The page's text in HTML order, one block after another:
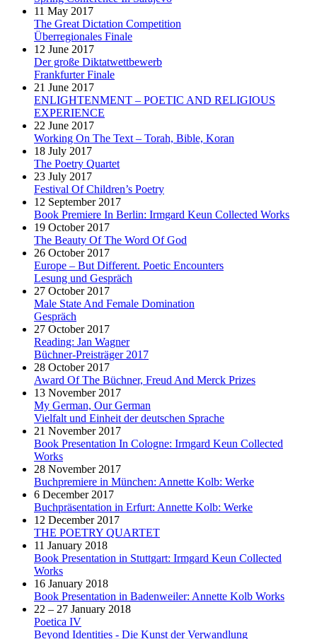
11 May 2017
The Great Dictation Competition
Überregionales Finale
12 June 2017
Der große Diktatwettbewerb
Frankfurter Finale
21 June 2017
ENLIGHTENMENT – POETIC AND RELIGIOUS
EXPERIENCE
22 June 2017
Working On The Text – Torah, Bible, Koran
18 July 2017
The Poetry Quartet
23 July 2017
Festival Of Children’s Poetry
12 September 2017
Book Premiere In Berlin: Irmgard Keun Collected Works
19 October 2017
The Beauty Of The Word Of God
26 October 2017
Europe – But Different. Poetic Encounters
Lesung und Gespräch
27 October 2017
Male State And Female Domination
Gespräch
27 October 2017
Reading: Jan Wagner
Büchner-Preisträger 2017
28 October 2017
Award Of The Büchner, Freud And Merck Prizes
13 November 2017
My German, Our German
Vielfalt und Einheit der deutschen Sprache
21 November 2017
Book Presentation In Cologne: Irmgard Keun Collected
Works
28 November 2017
Buchpremiere in München: Annette Kolb: Werke
6 December 2017
Buchpräsentation in Erfurt: Annette Kolb: Werke
12 December 2017
THE POETRY QUARTET
11 January 2018
Book Presentation in Stuttgart: Irmgard Keun Collected
Works
16 January 2018
Book Presentation in Badenweiler: Annette Kolb Works
22 – 27 January 2018
Poetica IV
Beyond Identities - Die Kunst der Verwandlung